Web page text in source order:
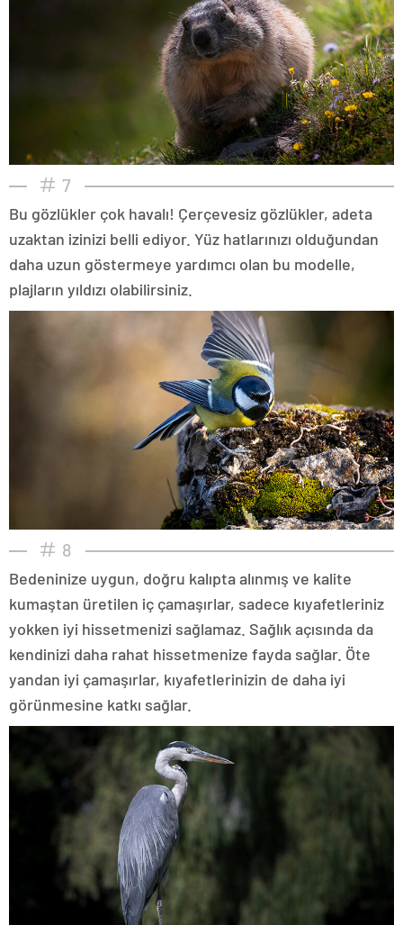
7
Bu gözlükler çok havalı! Çerçevesiz gözlükler, adeta
uzaktan izinizi belli ediyor. Yüz hatlarınızı olduğundan
daha uzun göstermeye yardımcı olan bu modelle,
plajların yıldızı olabilirsiniz.
8
Bedeninize uygun, doğru kalıpta alınmış ve kalite
kumaştan üretilen iç çamaşırlar, sadece kıyafetleriniz
yokken iyi hissetmenizi sağlamaz. Sağlık açısında da
kendinizi daha rahat hissetmenize fayda sağlar. Öte
yandan iyi çamaşırlar, kıyafetlerinizin de daha iyi
görünmesine katkı sağlar.